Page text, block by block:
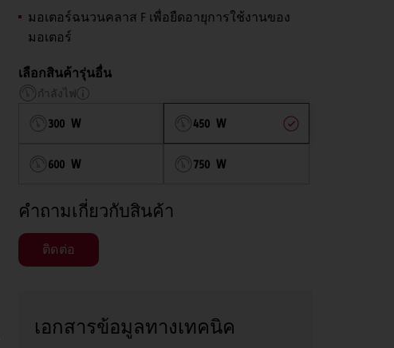
มอเตอร์ฉนวนคลาส F เพื่อยืดอายุการใช้งานของ
มอเตอร์
เลือกสินค้ารุ่นอื่น
กำลังไฟ
300 W 450 W
600 W 750 W
คำถามเกี่ยวกับสินค้า
ติดต่อ
เอกสารข้อมูลทางเทคนิค